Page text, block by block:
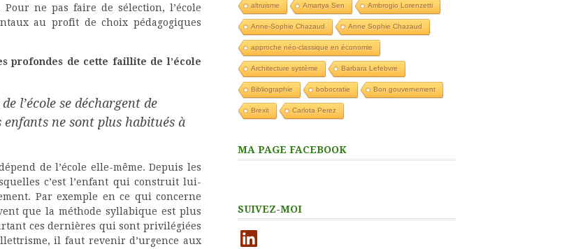
ne pas faire de sélection, l’école
au profit de choix pédagogiques
profondes de cette faillite de l’école
l’école se déchargent de
enfants ne sont plus habitués à
de l’école elle-même. Depuis les
c’est l’enfant qui construit lui-
Par exemple en ce qui concerne
que la méthode syllabique est plus
ces dernières qui sont privilégiées
il faut revenir d’urgence aux
altruisme Amartya Sen Ambrogio Lorenzetti
Anne-Sophie Chazaud Anne Sophie Chazaud
approche néo-classique en économie
Architecture système Barbara Lefebvre
Bibliographie bobocratie Bon gouvernement
Brexit Carlota Perez
MA PAGE FACEBOOK
SUIVEZ-MOI
LinkedIn